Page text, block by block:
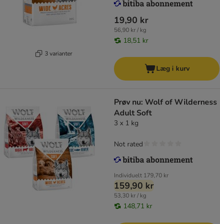
3 varianter
19,90 kr
56,90 kr / kg
18,51 kr
Læg i kurv
Prøv nu: Wolf of Wilderness
Adult Soft
3 x 1 kg
Individuelt 179,70 kr
159,90 kr
53,30 kr / kg
148,71 kr
Not rated